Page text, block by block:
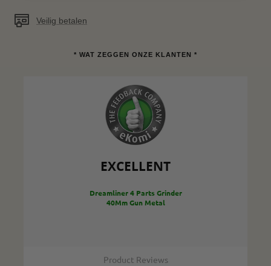
Veilig betalen
* WAT ZEGGEN ONZE KLANTEN *
EXCELLENT
Dreamliner 4 Parts Grinder
40Mm Gun Metal
Product Reviews